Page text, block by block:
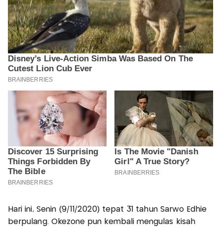
Hari ini, Senin (9/11/2020) tepat 31 tahun Sarwo Edhie
berpulang. Okezone pun kembali mengulas kisah